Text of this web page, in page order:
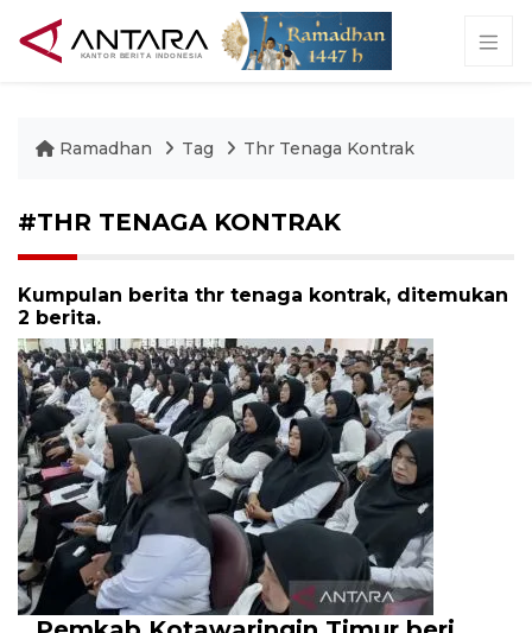
Ramadhan Tag Thr Tenaga Kontrak
#THR TENAGA KONTRAK
Kumpulan berita thr tenaga kontrak, ditemukan
2 berita.